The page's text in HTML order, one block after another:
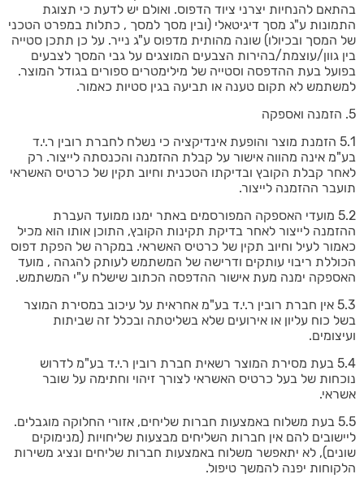
בהתאם להנחיות יצרני ציוד הדפוס. ואולם יש לדעת כי תצוגת
התמונות ע"ג מסך דיגיטאלי (ובין מסך למסך , כתלות במפרט הטכני
של המסך ובכיולו) שונה מהותית מדפוס ע"ג נייר. על כן תתכן סטייה
בין גוון/עוצמת/בהירות הצבעים המוצגים על גבי המסך לצבעים
בפועל בעת ההדפסה וסטייה של מילימטרים ספורים בגודל המוצר.
למשתמש לא תקום טענה או תביעה בגין סטיות כאמור.
5. הזמנה ואספקה
5.1 הזמנת מוצר והופעת אינדיקציה כי נשלח לחברת רובין ר.י.ד
בע"מ אינה מהווה אישור על קבלת ההזמנה והכנסתה לייצור. רק
לאחר קבלת הקובץ ובדיקתו הטכנית וחיוב תקין של כרטיס האשראי
תועבר ההזמנה לייצור.
5.2 מועדי האספקה המפורסמים באתר ימנו ממועד העברת
ההזמנה לייצור לאחר בדיקת תקינות הקובץ, התוכן אותו הוא מכיל
כאמור לעיל וחיוב תקין של כרטיס האשראי. במקרה של הפקת דפוס
הכוללת ריבוי עותקים ודרישה של המשתמש לעותק להגהה , מועד
האספקה ימנה מעת אישור ההדפסה הכתוב שישלח ע"י המשתמש.
5.3 אין חברת רובין ר.י.ד בע"מ אחראית על עיכוב במסירת המוצר
בשל כוח עליון או אירועים שלא בשליטתה ובכלל זה שביתות
ועיצומים.
5.4 בעת מסירת המוצר רשאית חברת רובין ר.י.ד בע"מ לדרוש
נוכחות של בעל כרטיס האשראי לצורך זיהוי וחתימה על שובר
אשראי.
5.5 בעת משלוח באמצעות חברות שליחים, אזורי החלוקה מוגבלים.
ליישובים להם אין חברות השליחים מבצעות שליחויות (מנימוקים
שונים), לא יתאפשר משלוח באמצעות חברות שליחים ונציג משירות
הלקוחות יפנה להמשך טיפול.